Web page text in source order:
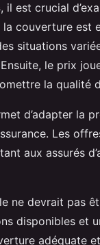
, il est crucial
la couverture est
situations
le prix
la qualité
d’adapter la
Les
aux assurés
ne devrait pas
disponibles et
adéquate